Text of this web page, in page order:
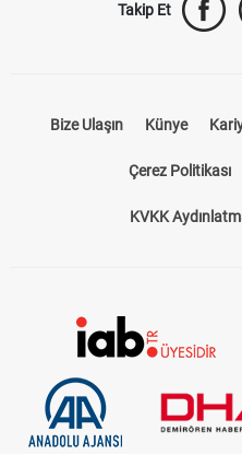
Takip Et
Bize Ulaşın Künye
Çerez Politikası
KVKK